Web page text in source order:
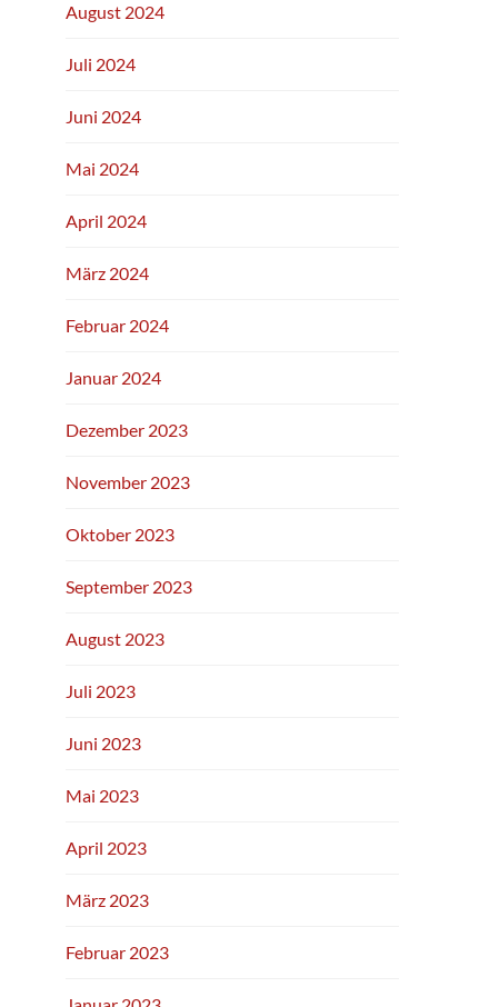
August 2024
Juli 2024
Juni 2024
Mai 2024
April 2024
März 2024
Februar 2024
Januar 2024
Dezember 2023
November 2023
Oktober 2023
September 2023
August 2023
Juli 2023
Juni 2023
Mai 2023
April 2023
März 2023
Februar 2023